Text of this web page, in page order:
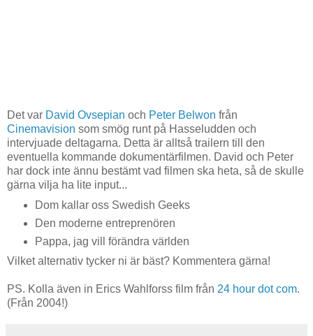
Det var David Ovsepian och Peter Belwon från
Cinemavision som smög runt på Hasseludden och
intervjuade deltagarna. Detta är alltså trailern till den
eventuella kommande dokumentärfilmen. David och Peter
har dock inte ännu bestämt vad filmen ska heta, så de skulle
gärna vilja ha lite input...
Dom kallar oss Swedish Geeks
Den moderne entreprenören
Pappa, jag vill förändra världen
Vilket alternativ tycker ni är bäst? Kommentera gärna!
PS. Kolla även in Erics Wahlforss film från 24 hour dot com.
(Från 2004!)